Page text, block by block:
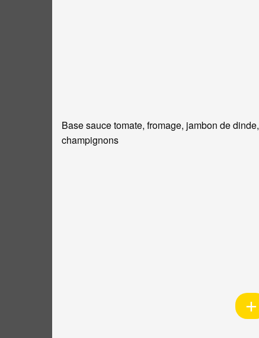
Base sauce tomate, fromage, jambon de dinde,
champignons